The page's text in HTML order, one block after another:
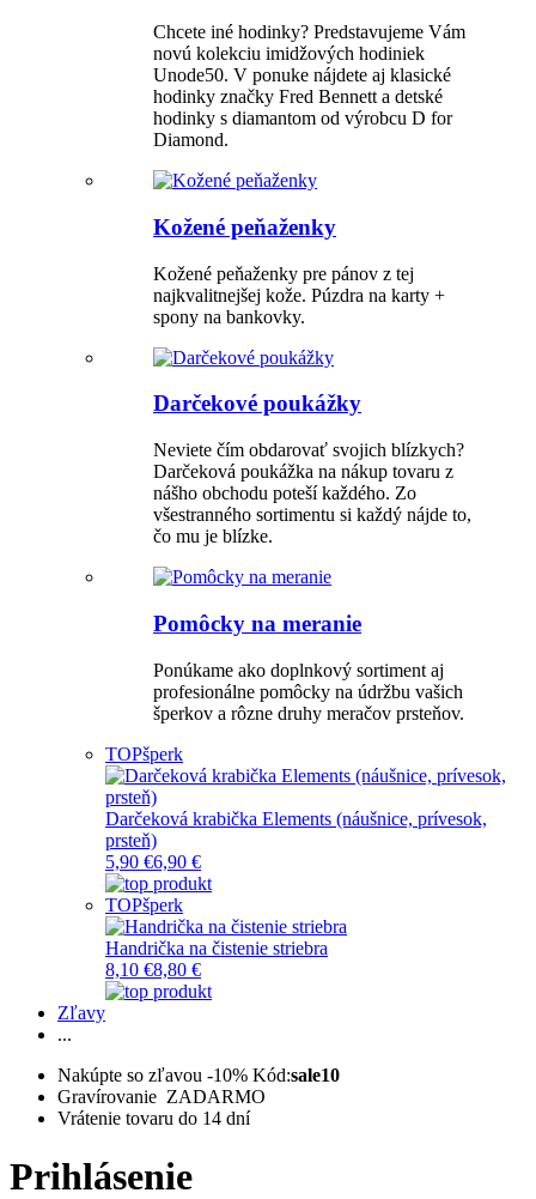
Chcete iné hodinky? Predstavujeme Vám
novú kolekciu imidžových hodiniek
Unode50. V ponuke nájdete aj klasické
hodinky značky Fred Bennett a detské
hodinky s diamantom od výrobcu D for
Diamond.
Kožené peňaženky
Kožené peňaženky pre pánov z tej
najkvalitnejšej kože. Púzdra na karty +
spony na bankovky.
Darčekové poukážky
Neviete čím obdarovať svojich blízkych?
Darčeková poukážka na nákup tovaru z
nášho obchodu poteší každého. Zo
všestranného sortimentu si každý nájde to,
čo mu je blízke.
Pomôcky na meranie
Ponúkame ako doplnkový sortiment aj
profesionálne pomôcky na údržbu vašich
šperkov a rôzne druhy meračov prsteňov.
TOPšperk
Darčeková krabička Elements (náušnice, prívesok,
prsteň)
5,90 €6,90 €
TOPšperk
Handrička na čistenie striebra
8,10 €8,80 €
Zľavy
...
Nakúpte so zľavou -10% Kód:sale10
Gravírovanie ZADARMO
Vrátenie tovaru do 14 dní
Prihlásenie